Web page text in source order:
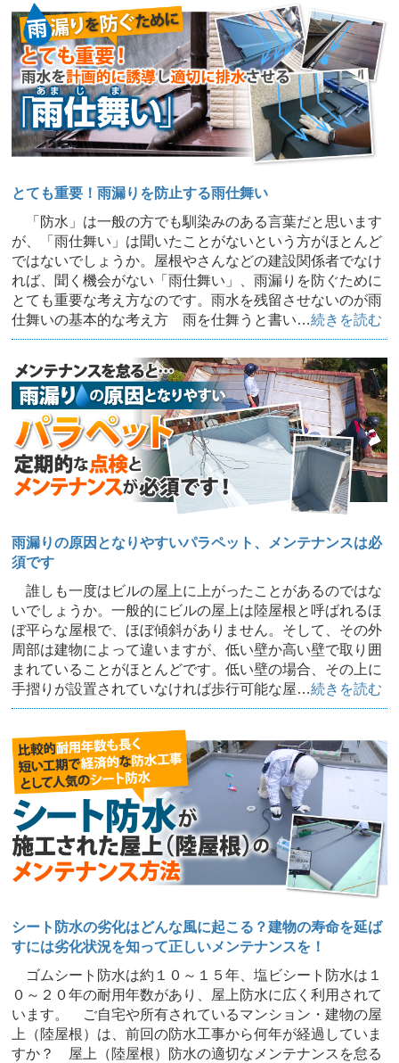
とても重要！雨漏りを防止する雨仕舞い
「防水」は一般の方でも馴染みのある言葉だと思います
が、「雨仕舞い」は聞いたことがないという方がほとんど
ではないでしょうか。屋根やさんなどの建設関係者でなけ
れば、聞く機会がない「雨仕舞い」、雨漏りを防ぐために
とても重要な考え方なのです。雨水を残留させないのが雨
仕舞いの基本的な考え方 雨を仕舞うと書い…続きを読む
雨漏りの原因となりやすいパラペット、メンテナンスは必
須です
誰しも一度はビルの屋上に上がったことがあるのではな
いでしょうか。一般的にビルの屋上は陸屋根と呼ばれるほ
ぼ平らな屋根で、ほぼ傾斜がありません。そして、その外
周部は建物によって違いますが、低い壁か高い壁で取り囲
まれていることがほとんどです。低い壁の場合、その上に
手摺りが設置されていなければ歩行可能な屋…続きを読む
シート防水の劣化はどんな風に起こる？建物の寿命を延ば
すには劣化状況を知って正しいメンテナンスを！
ゴムシート防水は約１０～１５年、塩ビシート防水は１
０～２０年の耐用年数があり、屋上防水に広く利用されて
います。 ご自宅や所有されているマンション・建物の屋
上（陸屋根）は、前回の防水工事から何年が経過していま
すか？ 屋上（陸屋根）防水の適切なメンテナンスを怠る